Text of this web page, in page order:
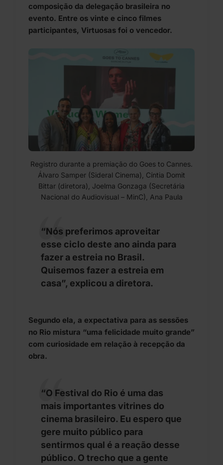
composição da delegação brasileira no
evento. Entre os vinte e cinco filmes
participantes, Virtuosas foi o vencedor.
Registro durante a premiação do Goes to Cannes.
Álvaro Samper (Sideral Cinema), Cíntia Domit
Bittar (diretora), Joelma Gonzaga (Secretária
Nacional do Audiovisual – MinC), Ana Paula
pessoal.
“Nós preferimos aproveitar
esse ciclo deste ano ainda para
fazer a estreia no Brasil.
Quisemos fazer a estreia em
casa”, explicou a diretora.
Segundo ela, a expectativa para as sessões
no Rio mistura “uma felicidade muito grande”
com curiosidade em relação à recepção da
obra.
“O Festival do Rio é uma das
mais importantes vitrines do
cinema brasileiro. Eu espero que
gere muito público para
sentirmos qual é a reação desse
público. O trecho que a gente